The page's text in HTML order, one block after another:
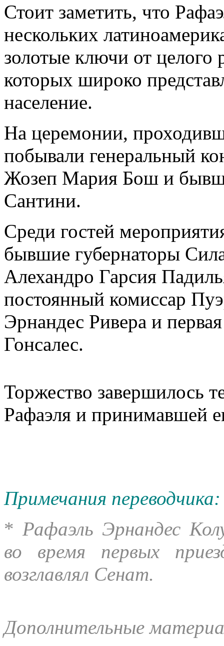
Стоит заметить, что
нескольких
золотые ключи от целого
которых широко
население.
На церемонии,
побывали генеральный
Жозеп Мария Бош и
Сантини.
Среди гостей
бывшие губернаторы
Алехандро Гарсия
постоянный комиссар
Эрнандес Ривера и
Гонсалес.
Торжество завершилось
Рафаэля и принимавшей
Примечания переводчика:
* Рафаэль Эрнандес
во время первых
возглавлял Сенат.
Дополнительные